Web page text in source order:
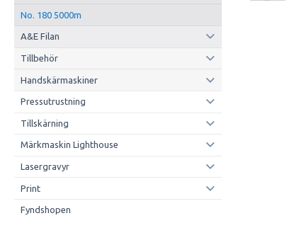
No. 180 5000m
A&E Filan
Tillbehör
Handskärmaskiner
Pressutrustning
Tillskärning
Märkmaskin Lighthouse
Lasergravyr
Print
Fyndshopen